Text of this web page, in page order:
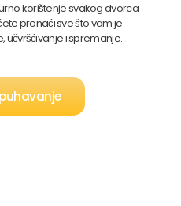
korištenje svakog dvorca
pronaći sve što vam je
učvršćivanje i spremanje.